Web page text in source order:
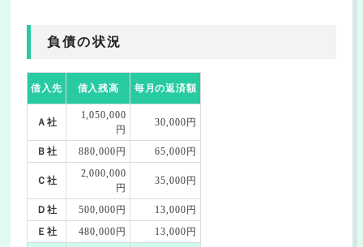
負債の状況
借入先 借入残高 毎月の返済額
Ａ社
1,050,000
円
30,000円
Ｂ社 880,000円 65,000円
Ｃ社
2,000,000
円
35,000円
Ｄ社 500,000円
13,000円
Ｅ社
480,000円 13,000円